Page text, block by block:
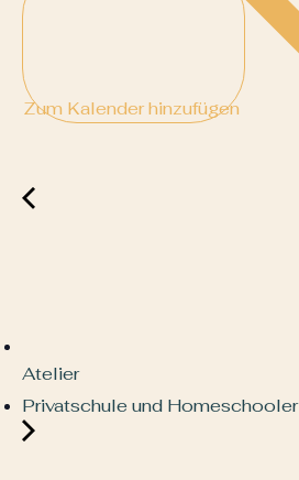
Zum Kalender hinzufügen
Atelier
Privatschule und Homeschooler